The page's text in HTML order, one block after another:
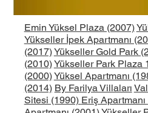
Emin Yüksel Plaza (2007)
Yükseller İpek Apartmanı
(2017)Yükseller Gold Park
(2010)Yükseller Park Plaza
(2000)Yüksel Apartmanı
(2014) By Farilya Villaları
Sitesi (1990) Eriş